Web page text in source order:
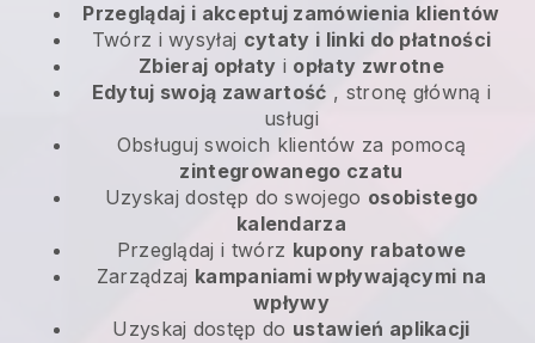
Przeglądaj i akceptuj zamówienia klientów
Twórz i wysyłaj cytaty i linki do płatności
Zbieraj opłaty i opłaty zwrotne
Edytuj swoją zawartość , stronę główną i
usługi
Obsługuj swoich klientów za pomocą
zintegrowanego czatu
Uzyskaj dostęp do swojego osobistego
kalendarza
Przeglądaj i twórz kupony rabatowe
Zarządzaj kampaniami wpływającymi na
wpływy
Uzyskaj dostęp do ustawień aplikacji